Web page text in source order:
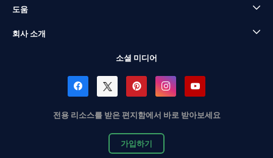
도움
회사 소개
소셜 미디어
전용 리소스를 받은 편지함에서 바로 받아보세요
가입하기